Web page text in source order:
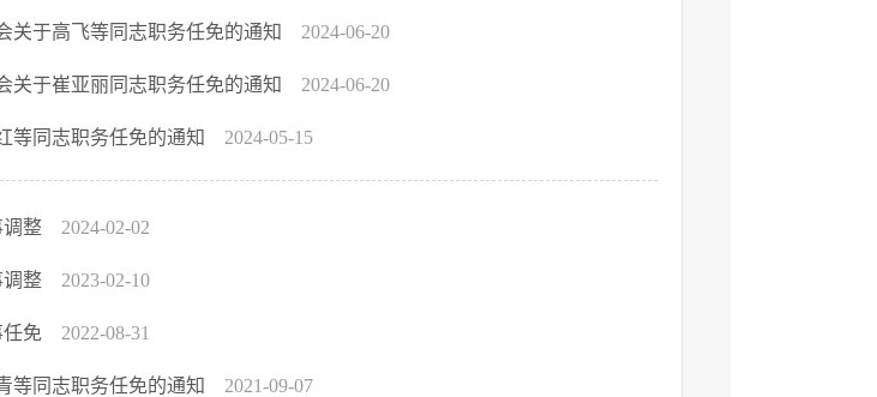
关于高飞等同志职务任免的通知 2024-06-20
关于崔亚丽同志职务任免的通知 2024-06-20
等同志职务任免的通知 2024-05-15
调整 2024-02-02
调整 2023-02-10
任免 2022-08-31
等同志职务任免的通知 2021-09-07